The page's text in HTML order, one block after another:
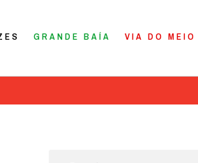
GRANDE BAÍA VIA DO MEIO